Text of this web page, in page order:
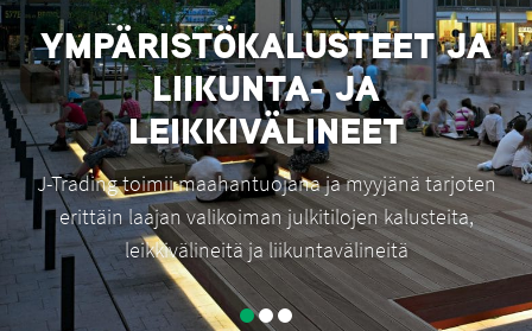
YMPÄRISTÖKALUSTEET JA
LIIKUNTA- JA
LEIKKIVÄLINEET
J-Trading toimii maahantuojana ja myyjänä tarjoten
erittäin laajan valikoiman julkitilojen kalusteita,
leikkivälineitä ja liikuntavälineitä